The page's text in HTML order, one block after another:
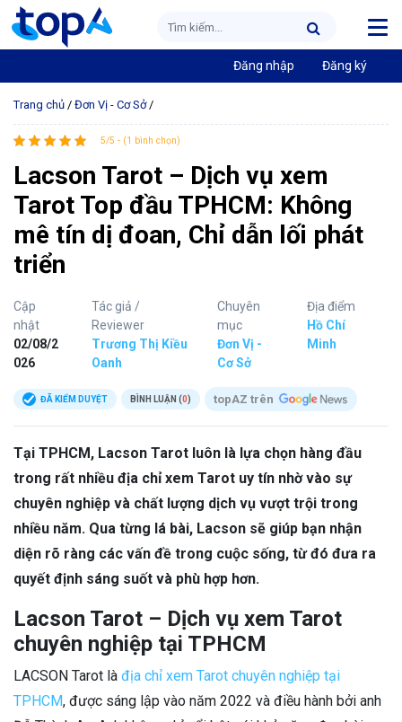
Đăng nhập Đăng ký
Trang chủ / Đơn Vị - Cơ Sở/
5/5 - (1 bình chọn)
Lacson Tarot – Dịch vụ xem
Tarot Top đầu TPHCM: Không
mê tín dị đoan, Chỉ dẫn lối phát
triển
Cập
nhật
02/08/2
026
Tác giả /
Reviewer
Trương Thị Kiều
Oanh
Chuyên
mục
Đơn Vị -
Cơ Sở
Địa điểm
Hồ Chí
Minh
ĐÃ KIỂM DUYỆT BÌNH LUẬN (0) topAZ trên
Tại TPHCM, Lacson Tarot luôn là lựa chọn hàng đầu
trong rất nhiều địa chỉ xem Tarot uy tín nhờ vào sự
chuyên nghiệp và chất lượng dịch vụ vượt trội trong
nhiều năm. Qua từng lá bài, Lacson sẽ giúp bạn nhận
diện rõ ràng các vấn đề trong cuộc sống, từ đó đưa ra
quyết định sáng suốt và phù hợp hơn.
Lacson Tarot – Dịch vụ xem Tarot
chuyên nghiệp tại TPHCM
LACSON Tarot là địa chỉ xem Tarot chuyên nghiệp tại
TPHCM, được sáng lập vào năm 2022 và điều hành bởi anh